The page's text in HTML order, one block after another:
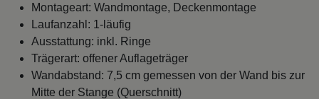
Montageart: Wandmontage, Deckenmontage
Laufanzahl: 1-läufig
Ausstattung: inkl. Ringe
Trägerart: offener Auflageträger
Wandabstand: 7,5 cm gemessen von der Wand bis zur
Mitte der Stange (Querschnitt)